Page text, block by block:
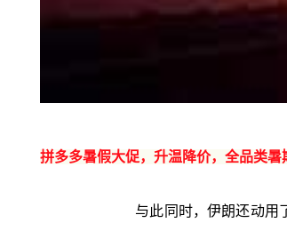
拼多多暑假大促，升温降价，全品类
与此同时，伊朗还动用